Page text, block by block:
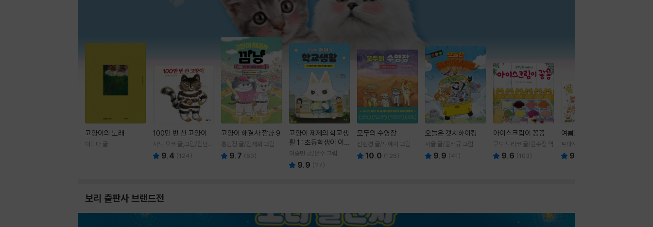
고양이의 노래
이미나 글
100만 번 산 고양이
사노 요코 글,그림/김난주
역 9.4 (124)
고양이 해결사 깜냥 9
홍민정 글/김재희 그림
9.7 (60)
고양이 제제의 학교생
활 1 : 초등학생이 이
렇게 힘들 줄이야
이승민 글/온수 그림
9.9 ( 27)
모두의 수영장
신현경 글/노예지 그림
10.0 (126)
오늘은 캣치하이킹
서율 글/윤태규 그림
9.9 (41 )
아이스크림이 꽁꽁
구도 노리코 글/윤수정 역
9.6 (103)
여름을 부탁해
토마쓰리 글그림
9.8
보리 출판사 브랜드전